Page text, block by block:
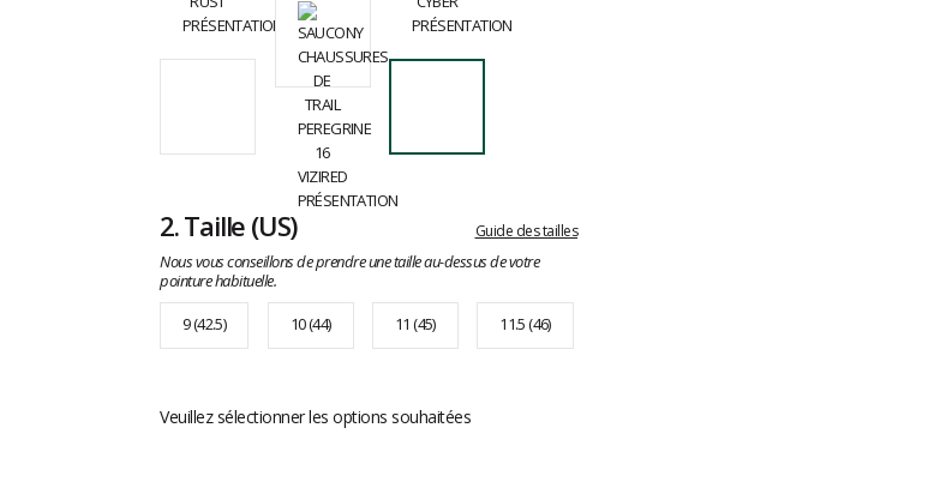
2.Taille (US) Guide des tailles
Nous vous conseillons de prendre une taille au-dessus de votre
pointure habituelle.
9 (42.5)
10 (44) 11 (45) 11.5 (46)
Veuillez sélectionner les options souhaitées